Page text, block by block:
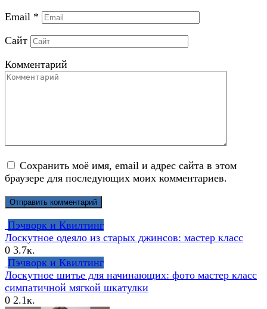
Email *
Сайт
Комментарий
Сохранить моё имя, email и адрес сайта в этом
браузере для последующих моих комментариев.
Пэчворк и Квилтинг
Лоскутное одеяло из старых джинсов: мастер класс
0 3.7к.
Пэчворк и Квилтинг
Лоскутное шитье для начинающих: фото мастер класс
симпатичной мягкой шкатулки
0 2.1к.